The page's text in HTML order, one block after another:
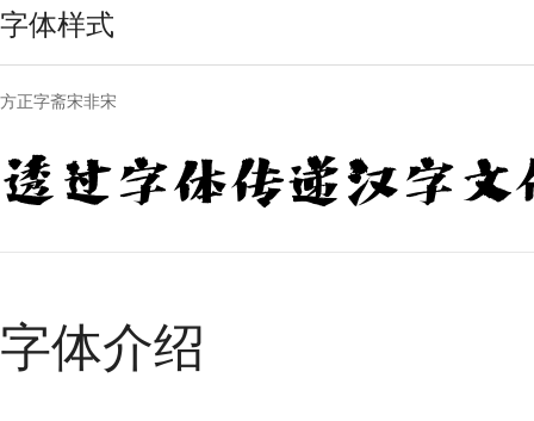
字体样式
方正字斋宋非宋
透过字体传递汉字文
字体介绍